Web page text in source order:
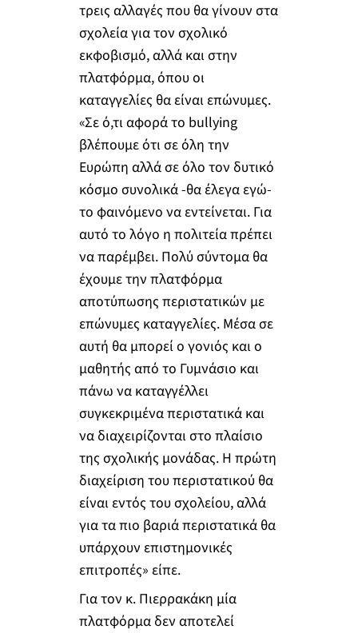
τρεις αλλαγές που θα γίνουν στα
σχολεία για τον σχολικό
εκφοβισμό, αλλά και στην
πλατφόρμα, όπου οι
καταγγελίες θα είναι επώνυμες.
«Σε ό,τι αφορά το bullying
βλέπουμε ότι σε όλη την
Ευρώπη αλλά σε όλο τον δυτικό
κόσμο συνολικά -θα έλεγα εγώ-
το φαινόμενο να εντείνεται. Για
αυτό το λόγο η πολιτεία πρέπει
να παρέμβει. Πολύ σύντομα θα
έχουμε την πλατφόρμα
αποτύπωσης περιστατικών με
επώνυμες καταγγελίες. Μέσα σε
αυτή θα μπορεί ο γονιός και ο
μαθητής από το Γυμνάσιο και
πάνω να καταγγέλλει
συγκεκριμένα περιστατικά και
να διαχειρίζονται στο πλαίσιο
της σχολικής μονάδας. Η πρώτη
διαχείριση του περιστατικού θα
είναι εντός του σχολείου, αλλά
για τα πιο βαριά περιστατικά θα
υπάρχουν επιστημονικές
επιτροπές» είπε.
Για τον κ. Πιερρακάκη μία
πλατφόρμα δεν αποτελεί